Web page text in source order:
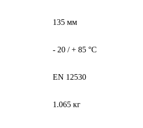
135 мм
- 20 / + 85 °C
EN 12530
1.065 кг